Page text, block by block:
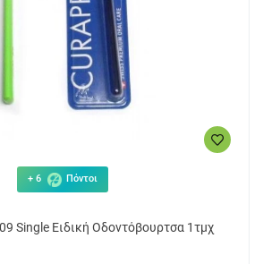
+ 6 Πόντοι
Single Ειδική Οδοντόβουρτσα 1τμχ